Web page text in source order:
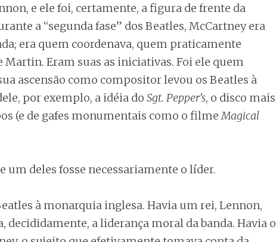
e ele foi, certamente, a figura de frente da
a “segunda fase” dos Beatles, McCartney era
era quem coordenava, quem praticamente
Martin. Eram suas as iniciativas. Foi ele quem
ascensão como compositor levou os Beatles à
por exemplo, a idéia do Sgt. Pepper’s, o disco mais
(e de gafes monumentais como o filme Magical
um deles fosse necessariamente o líder.
à monarquia inglesa. Havia um rei, Lennon,
decididamente, a liderança moral da banda. Havia o